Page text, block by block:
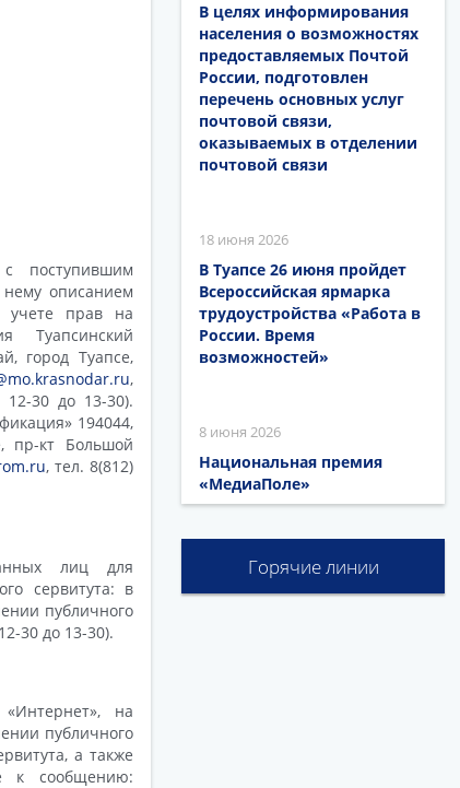
поступившим
описанием
учете прав на
Туапсинский
город Туапсе,
,
30 до 13-30).
194044,
пр-кт Большой
, тел. 8(812)
лиц для
сервитута: в
публичного
30 до 13-30).
на
публичного
а также
к сообщению:
В целях информирования
населения о возможностях
предоставляемых Почтой
России, подготовлен
перечень основных услуг
почтовой связи,
оказываемых в отделении
почтовой связи
18 июня 2026
В Туапсе 26 июня пройдет
Всероссийская ярмарка
трудоустройства «Работа в
России. Время
возможностей»
8 июня 2026
Национальная премия
«МедиаПоле»
Горячие линии